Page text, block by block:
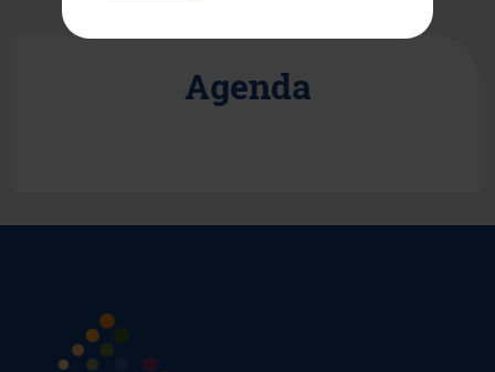
Agenda